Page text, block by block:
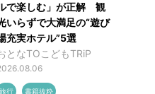
で楽しむ」が正解 観
いらずで大満足の“遊び
充実ホテル”5選
となTOこどもTRiP
旅行 書籍抜粋